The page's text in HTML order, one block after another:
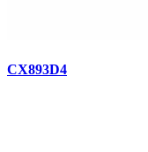
CX893D4